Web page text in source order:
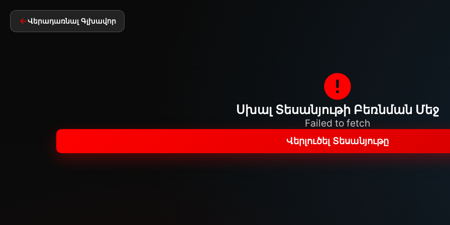
Վերադառնալ Գլխավոր
Սխալ Տեսանյութի Բեռնման Մեջ
Failed to fetch
Վերլուծել Տեսանյութը